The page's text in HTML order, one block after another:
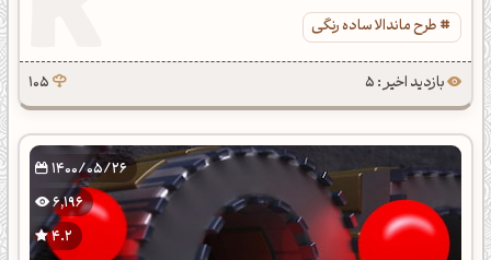
طرح ماندالا ساده رنگی
بازدید اخیر : 5 105
1400/05/26
6,196
4.2